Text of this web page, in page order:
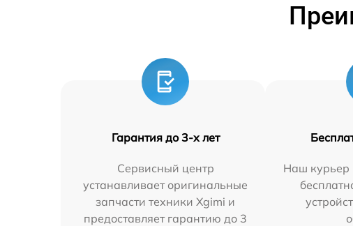
Гарантия до 3-х лет
Сервисный центр
устанавливает оригинальные
запчасти техники Xgimi и
предоставляет гарантию до 3
Наш курьер